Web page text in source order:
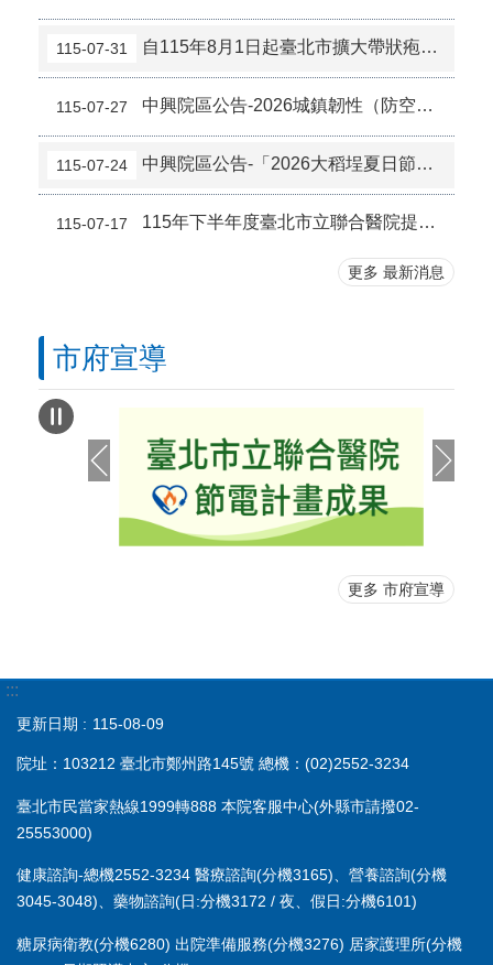
115-07-31 自115年8月1日起臺北市擴大帶狀疱疹疫苗補助，檢送本院附設12區院外門診部接種資訊。
115-07-27 中興院區公告-2026城鎮韌性（防空）演習
115-07-24 中興院區公告-「2026大稻埕夏日節」煙火秀，周邊交通管制公告
115-07-17 115年下半年度臺北市立聯合醫院提供院校長期照顧相關科系學生獎助金
更多 最新消息
市府宣導
更多 市府宣導
:::
更新日期 115-08-09
院址：103212 臺北市鄭州路145號 總機：(02)2552-3234
臺北市民當家熱線1999轉888 本院客服中心(外縣市請撥02-
25553000)
健康諮詢-總機2552-3234 醫療諮詢(分機3165)、營養諮詢(分機
3045-3048)、藥物諮詢(日:分機3172 / 夜、假日:分機6101)
糖尿病衛教(分機6280) 出院準備服務(分機3276) 居家護理所(分機